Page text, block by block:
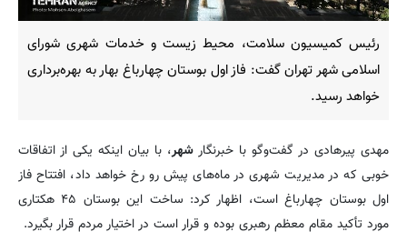
رئیس کمیسیون سلامت، محیط زیست و خدمات شهری شورای
اسلامی شهر تهران گفت: فاز اول بوستان چهارباغ بهار به بهره‌برداری
خواهد رسید.
مهدی پیرهادی در گفت‌وگو با خبرنگار شهر، با بیان اینکه یکی از اتفاقات
خوبی که در مدیریت شهری در ماه‌های پیش رو رخ خواهد داد، افتتاح فاز
اول بوستان چهارباغ است، اظهار کرد: ساخت این بوستان ۴۵ هکتاری
مورد تأکید مقام معظم رهبری بوده و قرار است در اختیار مردم قرار بگیرد.